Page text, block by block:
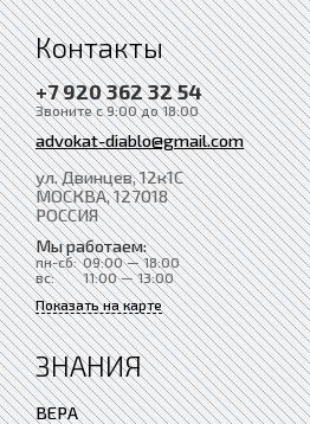
Контакты
+7 920 362 32 54
Звоните с 9:00 до 18:00
advokat-diablo@gmail.com
ул. Двинцев, 12к1С
МОСКВА, 127018
РОССИЯ
Мы работаем:
пн-сб: 09:00 — 18:00
вс:
11:00 — 13:00
Показать на карте
ЗНАНИЯ
ВЕРА